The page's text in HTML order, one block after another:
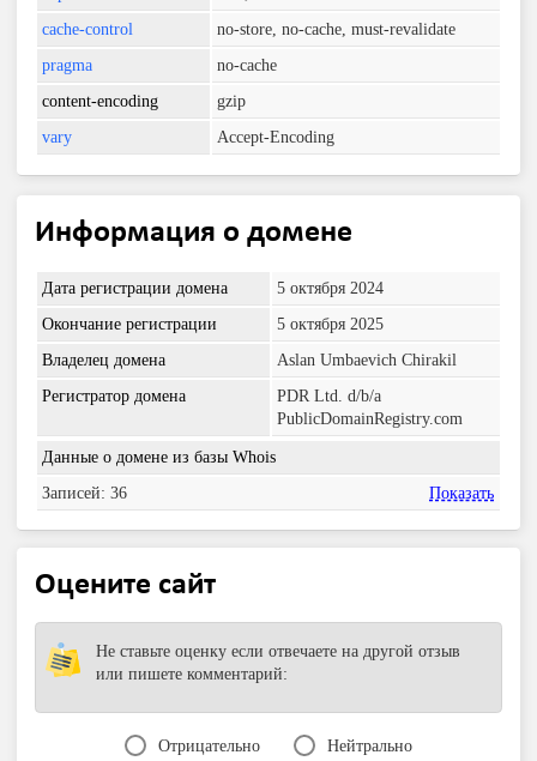
cache-control
no-store, no-cache, must-revalidate
pragma
no-cache
content-encoding
gzip
vary
Accept-Encoding
Информация о домене
Дата регистрации домена
5 октября 2024
Окончание регистрации
5 октября 2025
Владелец домена
Aslan Umbaevich Chirakil
Регистратор домена
PDR Ltd. d/b/a
PublicDomainRegistry.com
Данные о домене из базы Whois
Записей: 36
Показать
Оцените сайт
Не ставьте оценку если отвечаете на другой отзыв
или пишете комментарий:
Отрицательно Нейтрально